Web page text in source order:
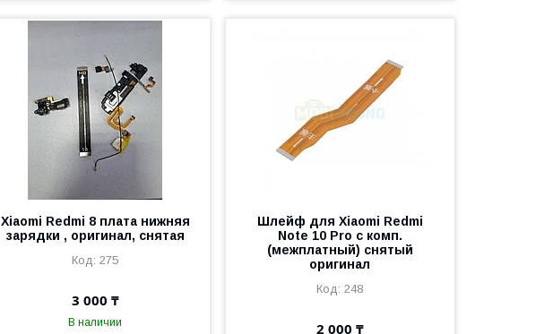
Xiaomi Redmi 8 плата нижняя
зарядки , оригинал, снятая
275
3 000 ₸
В наличии
Шлейф для Xiaomi Redmi
Note 10 Pro с комп.
(межплатный) снятый
оригинал
248
2 000 ₸